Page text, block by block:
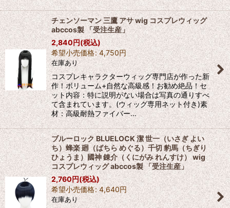
チェンソーマン 三鷹 アサ wig コスプレウィッグ
abccos製 「受注生産」
2,840円(税込)
希望小売価格: 4,750円
在庫あり
コスプレキャラクターウィッグ専門店が作った新
作！ボリューム+自然な高級感！お勧め絶品！セ
ット内容：特に説明がない場合は写真の通りすべ
て含まれています。(ウィッグ専用ネット付き)素
材：高級耐熱ファイバー…
ブルーロック BLUELOCK 潔 世一（いさぎ よい
ち）蜂楽 廻（ばちら めぐる）千切 豹馬（ちぎり
ひょうま）國神 錬介（くにがみ れんすけ） wig
コスプレウィッグ abccos製 「受注生産」
2,760円(税込)
希望小売価格: 4,640円
在庫あり